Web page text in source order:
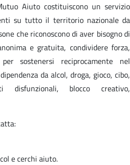
Aiuto costituiscono un servizio
su tutto il territorio nazionale da
che riconoscono di aver bisogno di
e gratuita, condividere forza,
sostenersi reciprocamente nel
da alcol, droga, gioco, cibo,
disfunzionali, blocco creativo,
e cerchi aiuto.